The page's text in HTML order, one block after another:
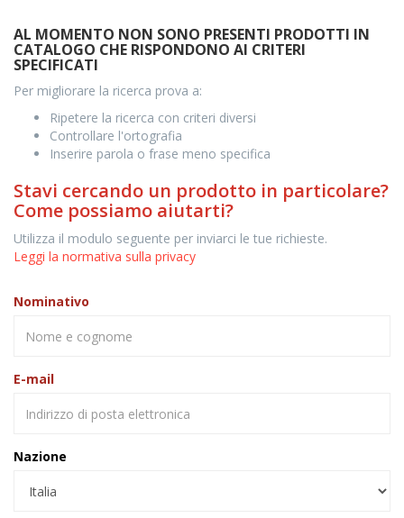
AL MOMENTO NON SONO PRESENTI PRODOTTI IN
CATALOGO CHE RISPONDONO AI CRITERI
SPECIFICATI
Per migliorare la ricerca prova a:
Ripetere la ricerca con criteri diversi
Controllare l'ortografia
Inserire parola o frase meno specifica
Stavi cercando un prodotto in particolare?
Come possiamo aiutarti?
Utilizza il modulo seguente per inviarci le tue richieste.
Leggi la normativa sulla privacy
Nominativo
E-mail
Nazione